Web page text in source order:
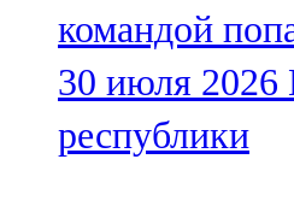
командой
30 июля 2026
республики